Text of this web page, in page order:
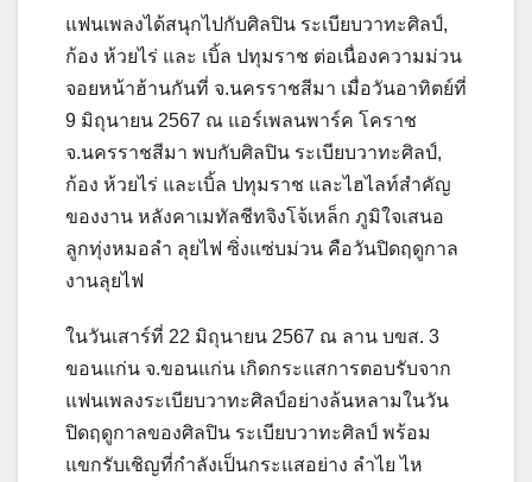
แฟนเพลงได้สนุกไปกับศิลปิน ระเบียบวาทะศิลป์,
ก้อง ห้วยไร่ และ เบิ้ล ปทุมราช ต่อเนื่องความม่วน
จอยหน้าฮ้านกันที่ จ.นครราชสีมา เมื่อวันอาทิตย์ที่
9 มิถุนายน 2567 ณ แอร์เพลนพาร์ค โคราช
จ.นครราชสีมา พบกับศิลปิน ระเบียบวาทะศิลป์,
ก้อง ห้วยไร่ และเบิ้ล ปทุมราช และไฮไลท์สำคัญ
ของงาน หลังคาเมทัลชีทจิงโจ้เหล็ก ภูมิใจเสนอ
ลูกทุ่งหมอลำ ลุยไฟ ซิ่งแซ่บม่วน คือวันปิดฤดูกาล
งานลุยไฟ
ในวันเสาร์ที่ 22 มิถุนายน 2567 ณ ลาน บขส. 3
ขอนแก่น จ.ขอนแก่น เกิดกระแสการตอบรับจาก
แฟนเพลงระเบียบวาทะศิลป์อย่างล้นหลามในวัน
ปิดฤดูกาลของศิลปิน ระเบียบวาทะศิลป์ พร้อม
แขกรับเชิญที่กำลังเป็นกระแสอย่าง ลำไย ไห